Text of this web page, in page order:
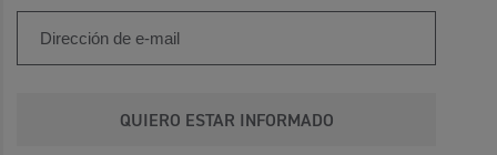
QUIERO ESTAR INFORMADO